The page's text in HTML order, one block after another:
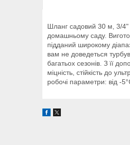
Шланг садовий 30 м, 3/4"
домашньому саду.
підданий широкому
вам не доведеться
багатьох сезонів. З її
міцність, стійкість до
робочі параметри: від -